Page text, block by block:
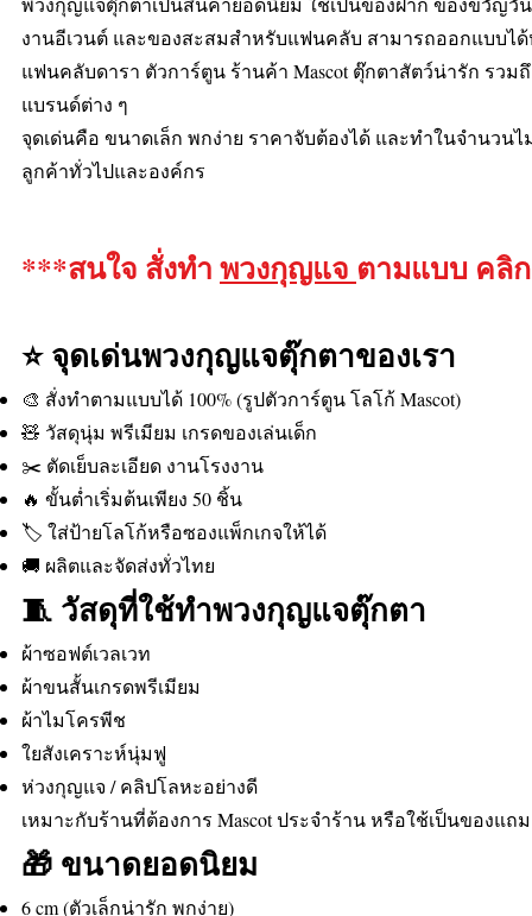
งานอีเวนต์ และของสะสมสำหรับแฟนคลับ สามารถออกแบบไ
แฟนคลับดารา ตัวการ์ตูน ร้านค้า Mascot ตุ๊กตาสัตว์น่ารัก รวม
แบรนด์ต่าง ๆ
จุดเด่นคือ ขนาดเล็ก พกง่าย ราคาจับต้องได้ และทำในจำนวน
ลูกค้าทั่วไปและองค์กร
***สนใจ สั่งทำพวงกุญแจ ตามแบบ คลิ
⭐ จุดเด่นพวงกุญแจตุ๊กตาของเรา
🎨 สั่งทำตามแบบได้ 100% (รูปตัวการ์ตูน โลโก้ Mascot)
🧸 วัสดุนุ่ม พรีเมียม เกรดของเล่นเด็ก
✂️ ตัดเย็บละเอียด งานโรงงาน
🔥 ขั้นต่ำเริ่มต้นเพียง 50 ชิ้น
🏷️ ใส่ป้ายโลโก้หรือซองแพ็กเกจให้ได้
🚚 ผลิตและจัดส่งทั่วไทย
🧵 วัสดุที่ใช้ทำพวงกุญแจตุ๊กตา
ผ้าซอฟต์เวลเวท
ผ้าขนสั้นเกรดพรีเมียม
ผ้าไมโครพีช
ใยสังเคราะห์นุ่มฟู
ห่วงกุญแจ / คลิปโลหะอย่างดี
เหมาะกับร้านที่ต้องการ Mascot ประจำร้าน หรือใช้เป็นของแถ
🎁 ขนาดยอดนิยม
6 cm (ตัวเล็กน่ารัก พกง่าย)